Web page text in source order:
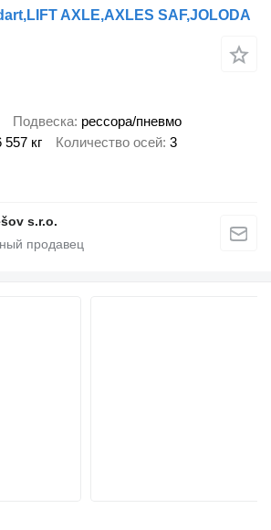
AXLE,AXLES SAF,JOLODA
Подвеска рессора/пневмо
557 кг Количество осей 3
s.r.o.